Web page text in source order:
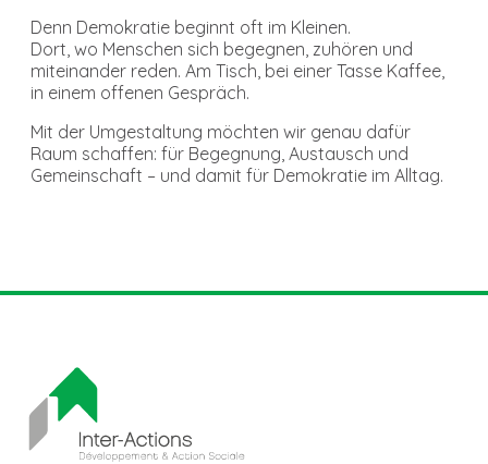
Denn Demokratie beginnt oft im Kleinen.
Dort, wo Menschen sich begegnen, zuhören und
miteinander reden. Am Tisch, bei einer Tasse Kaffee,
in einem offenen Gespräch.
Mit der Umgestaltung möchten wir genau dafür
Raum schaffen: für Begegnung, Austausch und
Gemeinschaft – und damit für Demokratie im Alltag.